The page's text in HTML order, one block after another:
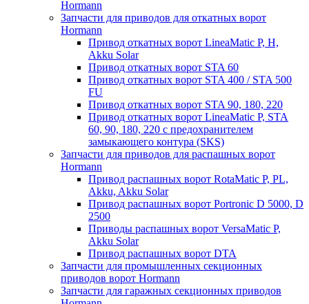
Hormann
Запчасти для приводов для откатных ворот
Hormann
Привод откатных ворот LineaMatic P, H,
Akku Solar
Привод откатных ворот STA 60
Привод откатных ворот STA 400 / STA 500
FU
Привод откатных ворот STA 90, 180, 220
Привод откатных ворот LineaMatic P, STA
60, 90, 180, 220 с предохранителем
замыкающего контура (SKS)
Запчасти для приводов для распашных ворот
Hormann
Привод распашных ворот RotaMatic P, PL,
Akku, Akku Solar
Привод распашных ворот Portronic D 5000, D
2500
Приводы распашных ворот VersaMatic P,
Akku Solar
Привод распашных ворот DTA
Запчасти для промышленных секционных
приводов ворот Hormann
Запчасти для гаражных секционных приводов